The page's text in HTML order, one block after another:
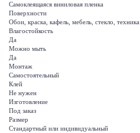
Самоклеящаяся виниловая пленка
Поверхности
Обои, краска, кафель, мебель, стекло, техника
Влагостойкость
Да
Можно мыть
Да
Монтаж
Самостоятельный
Клей
Не нужен
Изготовление
Под заказ
Размер
Стандартный или индивидуальный